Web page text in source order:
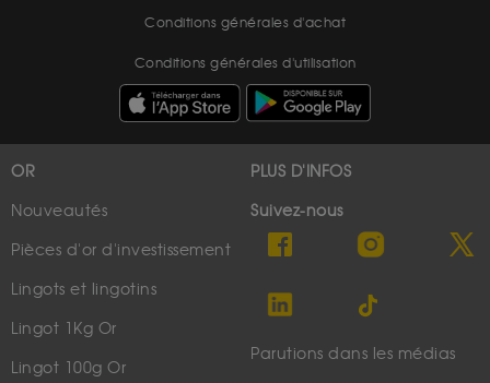
Conditions générales d'achat
Conditions générales d'utilisation
OR
Nouveautés
Pièces d'or d'investissement
Lingots et lingotins
Lingot 1Kg Or
Lingot 100g Or
PLUS D'INFOS
Suivez-nous
Parutions dans les médias